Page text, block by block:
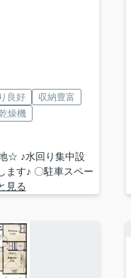
良好
収納豊富
燥機
☆ ♪水回り集中設
ます♪ 〇駐車スペー
見る